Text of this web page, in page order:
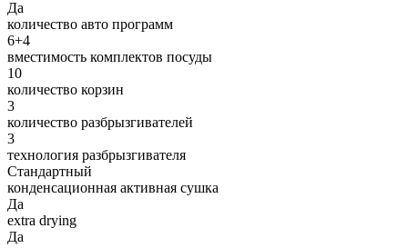
Да
количество авто программ
6+4
вместимость комплектов посуды
10
количество корзин
3
количество разбрызгивателей
3
технология разбрызгивателя
Стандартный
конденсационная активная сушка
Да
extra drying
Да